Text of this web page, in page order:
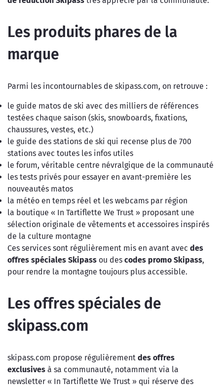
Les produits phares de la
marque
Parmi les incontournables de skipass.com, on retrouve :
le guide matos de ski avec des milliers de références
testées chaque saison (skis, snowboards, fixations,
chaussures, vestes, etc.)
le guide des stations de ski qui recense plus de 700
stations avec toutes les infos utiles
le forum, véritable centre névralgique de la communauté
les tests privés pour essayer en avant-première les
nouveautés matos
la météo en temps réel et les webcams par région
la boutique « In Tartiflette We Trust » proposant une
sélection originale de vêtements et accessoires inspirés
de la culture montagne
Ces services sont régulièrement mis en avant avec des
offres spéciales Skipass ou des codes promo Skipass,
pour rendre la montagne toujours plus accessible.
Les offres spéciales de
skipass.com
skipass.com propose régulièrement des offres
exclusives à sa communauté, notamment via la
newsletter « In Tartiflette We Trust » qui réserve des